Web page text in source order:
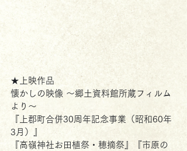
★上映作品
懐かしの映像 ～郷土資料館所蔵フィルム
より～
『上郡町合併30周年記念事業（昭和60年
3月）』
『高嶺神社お田植祭・穂摘祭』『市原の